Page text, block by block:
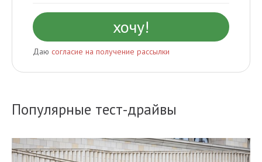
Даю согласие на получение рассылки
Популярные тест-драйвы